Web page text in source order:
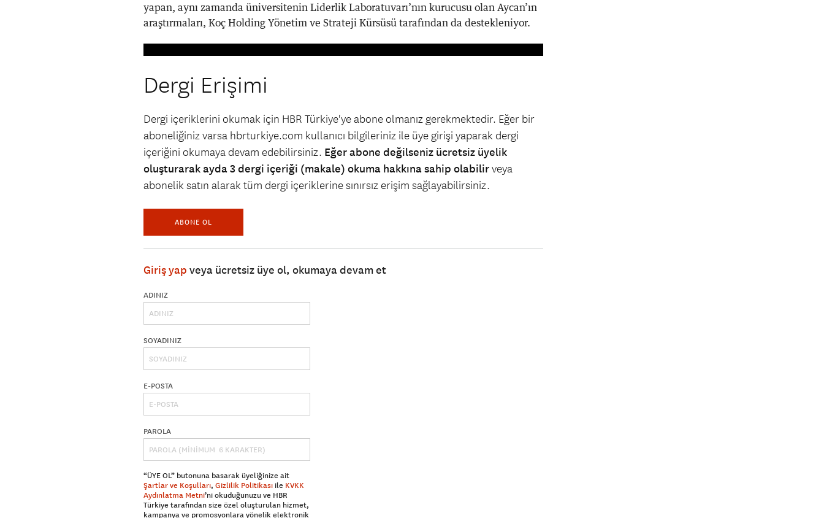
yapan, aynı zamanda üniversitenin Liderlik Laboratuvarı’nın kurucusu olan Aycan’ın
araştırmaları, Koç Holding Yönetim ve Strateji Kürsüsü tarafından da destekleniyor.
Dergi Erişimi
Dergi içeriklerini okumak için HBR Türkiye'ye abone olmanız gerekmektedir. Eğer bir
aboneliğiniz varsa hbrturkiye.com kullanıcı bilgileriniz ile üye girişi yaparak dergi
içeriğini okumaya devam edebilirsiniz. Eğer abone değilseniz ücretsiz üyelik
oluşturarak ayda 3 dergi içeriği (makale) okuma hakkına sahip olabilirveya
abonelik satın alarak tüm dergi içeriklerine sınırsız erişim sağlayabilirsiniz.
ABONE OL
Giriş yap veya ücretsiz üye ol, okumaya devam et
ADINIZ
SOYADINIZ
E-POSTA
PAROLA
“ÜYE OL” butonuna basarak üyeliğinize ait
Şartlar ve Koşulları, Gizlilik Politikası ile KVKK
Aydınlatma Metni’ni okuduğunuzu ve HBR
Türkiye tarafından size özel oluşturulan hizmet,
kampanya ve promosyonlara yönelik elektronik